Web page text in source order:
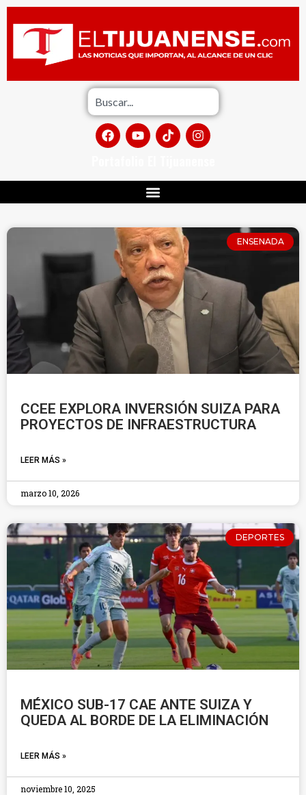
ENSENADA
CCEE EXPLORA INVERSIÓN SUIZA PARA
PROYECTOS DE INFRAESTRUCTURA
LEER MÁS »
marzo 10, 2026
DEPORTES
MÉXICO SUB-17 CAE ANTE SUIZA Y
QUEDA AL BORDE DE LA ELIMINACIÓN
LEER MÁS »
noviembre 10, 2025